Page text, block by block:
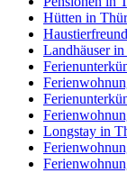
Hütten in
Landhäuser
Longstay in